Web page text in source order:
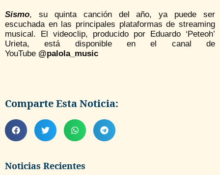
Noticias Recientes
Sismo, su quinta canción del año, ya puede ser
escuchada en las principales plataformas de streaming
musical. El videoclip, producido por Eduardo ‘Peteoh’
Urieta, está disponible en el canal de
YouTube @palola_music
Comparte Esta Noticia: